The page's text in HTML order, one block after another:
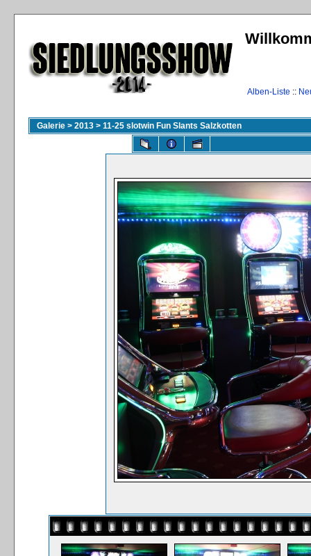
Alben-Liste ::
Galerie > 2013 > 11-25 slotwin Fun Slants Salzkotten